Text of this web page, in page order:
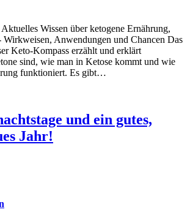
Wissen über ketogene Ernährung,
Wirkweisen, Anwendungen und Chancen Das
Keto-Kompass erzählt und erklärt
sind, wie man in Ketose kommt und wie
funktioniert. Es gibt…
und ein gutes,
Jahr!